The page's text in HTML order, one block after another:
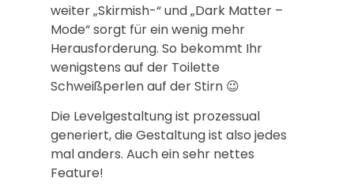
weiter „Skirmish-“ und „Dark Matter –
Mode“ sorgt für ein wenig mehr
Herausforderung. So bekommt Ihr
wenigstens auf der Toilette
Schweißperlen auf der Stirn 😉
Die Levelgestaltung ist prozessual
generiert, die Gestaltung ist also jedes
mal anders. Auch ein sehr nettes
Feature!